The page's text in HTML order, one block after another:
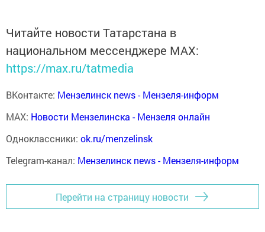
Читайте новости Татарстана в
национальном мессенджере MАХ:
https://max.ru/tatmedia
ВКонтакте: Мензелинск news - Мензеля-информ
MAX: Новости Мензелинска - Мензеля онлайн
Одноклассники: ok.ru/menzelinsk
Telegram-канал: Мензелинск news - Мензеля-информ
Перейти на страницу новости